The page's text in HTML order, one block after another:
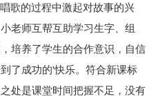
歌的过程中激起对故事的兴
老师互帮互助学习生字、组
培养了学生的合作意识，自信
了成功的'快乐。符合新课标
处是课堂时间把握不足，没有